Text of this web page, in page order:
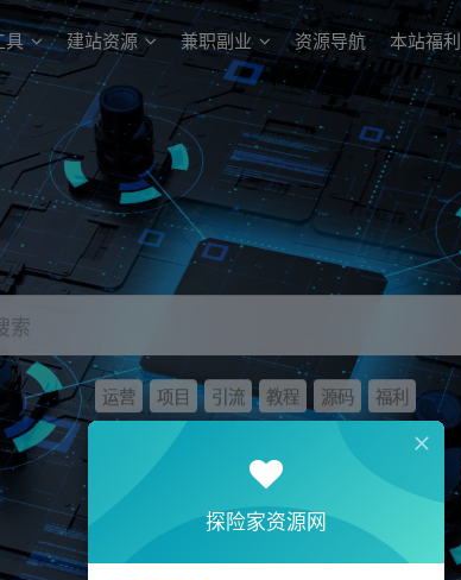
具 建站资源 兼职副业 资源导航 本站福利
索
运营 项目 引流 教程 源码 福利
探险家资源网